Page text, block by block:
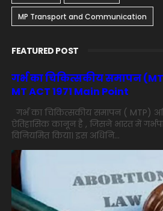
MP Transport and Communication
FEATURED POST
गर्भ का चिकित्सकीय समापन
MT ACT 1971 Main Point
गर्भ का चिकित्सकीय समापन ( MTP)
ऐतिहासिक कानून है , जिसने भारत में
विनियमित किया। इस अधिनि...